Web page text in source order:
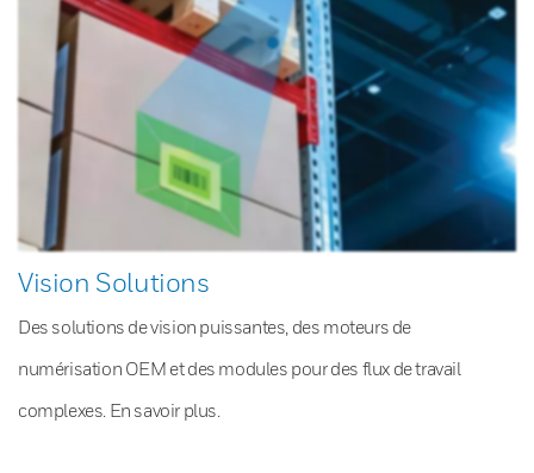
Vision Solutions
Des solutions de vision puissantes, des moteurs de
numérisation OEM et des modules pour des flux de travail
complexes. En savoir plus.